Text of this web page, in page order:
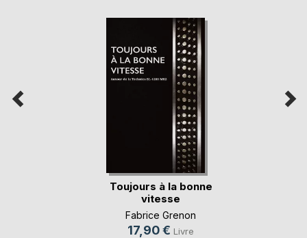
Toujours à la bonne
vitesse
Fabrice Grenon
17,90 € Livre